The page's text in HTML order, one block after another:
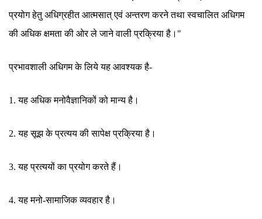
प्रयोग हेतु अधिग्रहीत आत्मसात् एवं अन्तरण करने तथा स्वचालित अधिगम
की अधिक क्षमता की ओर ले जाने वाली प्रक्रिया है।"
प्रभावशाली अधिगम के लिये यह आवश्यक है-
1. यह अधिक मनोवैज्ञानिकों को मान्य है।
2. यह सूझ के प्रत्यय की सापेक्ष प्रक्रिया है।
3. यह प्रत्ययों का प्रयोग करते हैं।
4. यह मनो-सामाजिक व्यवहार है।